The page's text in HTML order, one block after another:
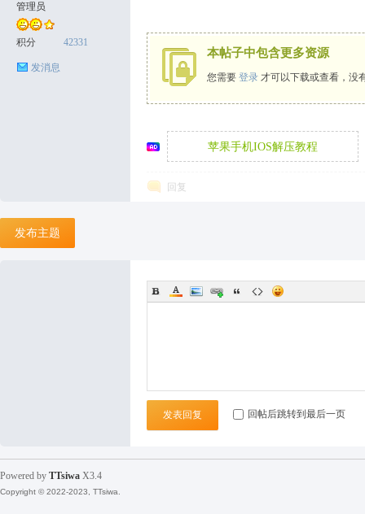
管理员
积分 42331
发消息
本帖子中包含更多资源
您需要 登录 才可以下载或查看，没
苹果手机IOS解压教程
回复
发布主题
发表回复 回帖后跳转到最后一页
Powered by TTsiwa X3.4
Copyright © 2022-2023, TTsiwa.